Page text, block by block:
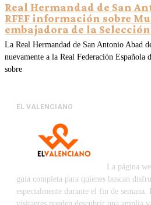
Real Hermandad de San
RFEF información sobre
embajadora de la
La Real Hermandad de San Antonio Abad
nuevamente a la Real Federación
sobre
EL VALENCIANO
La página
guía completa para quienes buscan
especialmente durante el fin de